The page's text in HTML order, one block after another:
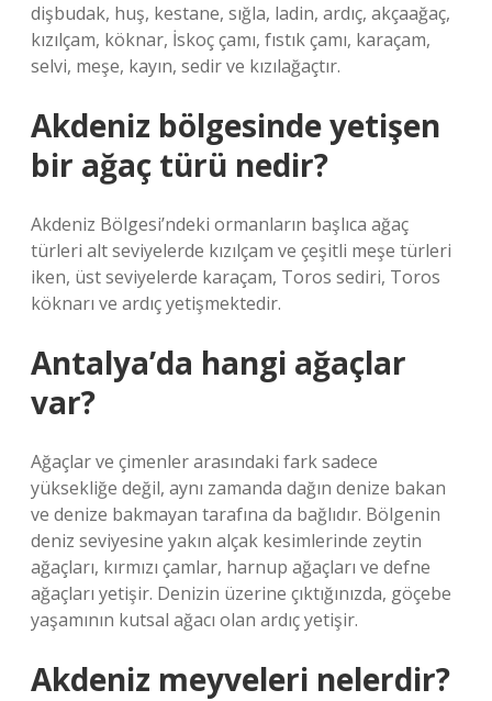
dişbudak, huş, kestane, sığla, ladin, ardıç, akçaağaç,
kızılçam, köknar, İskoç çamı, fıstık çamı, karaçam,
selvi, meşe, kayın, sedir ve kızılağaçtır.
Akdeniz bölgesinde yetişen
bir ağaç türü nedir?
Akdeniz Bölgesi’ndeki ormanların başlıca ağaç
türleri alt seviyelerde kızılçam ve çeşitli meşe türleri
iken, üst seviyelerde karaçam, Toros sediri, Toros
köknarı ve ardıç yetişmektedir.
Antalya’da hangi ağaçlar
var?
Ağaçlar ve çimenler arasındaki fark sadece
yüksekliğe değil, aynı zamanda dağın denize bakan
ve denize bakmayan tarafına da bağlıdır. Bölgenin
deniz seviyesine yakın alçak kesimlerinde zeytin
ağaçları, kırmızı çamlar, harnup ağaçları ve defne
ağaçları yetişir. Denizin üzerine çıktığınızda, göçebe
yaşamının kutsal ağacı olan ardıç yetişir.
Akdeniz meyveleri nelerdir?